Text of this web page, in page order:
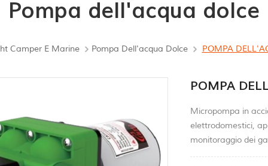
Pompa dell'acqua dolce
Camper E Marine Pompa Dell'acqua Dolce POMPA
POMPA
Micropompa in
elettrodomestici,
monitoraggio dei